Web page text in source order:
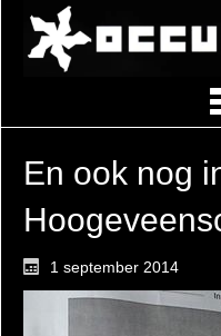
En ook nog
1 september 2014